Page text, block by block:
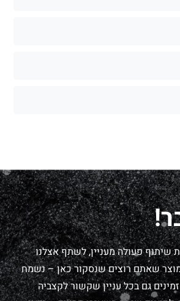
שיתוף פעולה מעניין, לשתף אצלנו
שאתם רוצים שנסקור כאן – נשמח
גם בכל עניין שקשור לקצביה